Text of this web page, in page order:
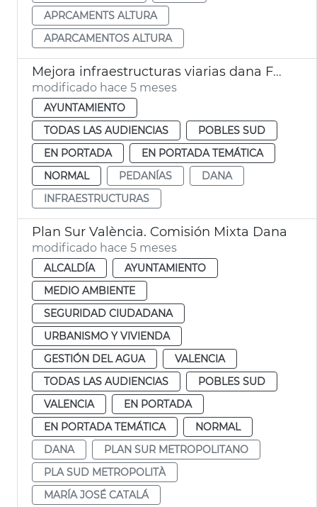
APRCAMENTS ALTURA
APARCAMENTOS ALTURA
Mejora infraestructuras viarias dana Forn d'Alcedo y Castellar València
modificado hace 5 meses
AYUNTAMIENTO
TODAS LAS AUDIENCIAS
POBLES SUD
EN PORTADA
EN PORTADA TEMÁTICA
NORMAL
PEDANÍAS
DANA
INFRAESTRUCTURAS
Plan Sur València. Comisión Mixta Dana
modificado hace 5 meses
ALCALDÍA
AYUNTAMIENTO
MEDIO AMBIENTE
SEGURIDAD CIUDADANA
URBANISMO Y VIVIENDA
GESTIÓN DEL AGUA
VALENCIA
TODAS LAS AUDIENCIAS
POBLES SUD
VALENCIA
EN PORTADA
EN PORTADA TEMÁTICA
NORMAL
DANA
PLAN SUR METROPOLITANO
PLA SUD METROPOLITÀ
MARÍA JOSÉ CATALÁ